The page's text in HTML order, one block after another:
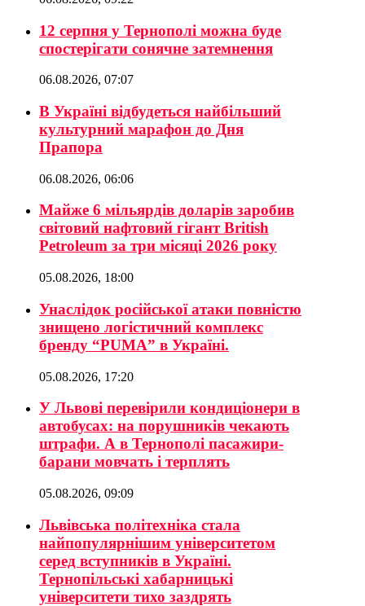
12 серпня у Тернополі можна буде
спостерігати сонячне затемнення
06.08.2026, 07:07
В Україні відбудеться найбільший
культурний марафон до Дня
Прапора
06.08.2026, 06:06
Майже 6 мільярдів доларів заробив
світовий нафтовий гігант British
Petroleum за три місяці 2026 року
05.08.2026, 18:00
Унаслідок російської атаки повністю
знищено логістичний комплекс
бренду “PUMA” в Україні.
05.08.2026, 17:20
У Львові перевірили кондиціонери в
автобусах: на порушників чекають
штрафи. А в Тернополі пасажири-
барани мовчать і терплять
05.08.2026, 09:09
Львівська політехніка стала
найпопулярнішим університетом
серед вступників в Україні.
Тернопільські хабарницькі
університети тихо заздрять